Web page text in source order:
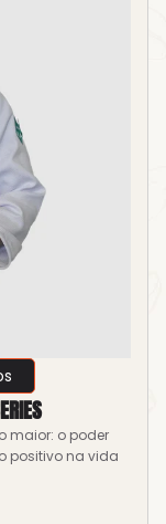
maior: o poder
positivo na vida